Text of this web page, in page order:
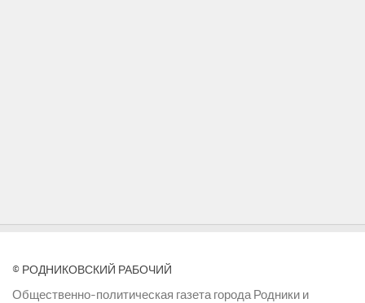
© РОДНИКОВСКИЙ РАБОЧИЙ
Общественно-политическая газета города Родники и